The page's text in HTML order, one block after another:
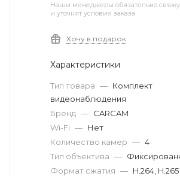
Наши менеджеры обязательно
и уточнят условия заказа
Хочу в подарок
Характеристики
Тип товара — Комплект
видеонаблюдения
Бренд — CARCAM
Wi-Fi — Нет
Количество камер — 4
Тип объектива —
Формат сжатия — H.264, H.265